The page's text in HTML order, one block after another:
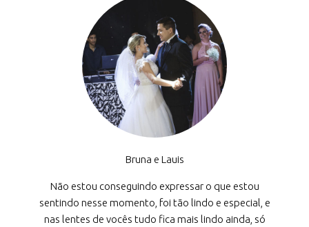
Bruna e Lauis
Não estou conseguindo expressar o que estou
sentindo nesse momento, foi tão lindo e especial, e
nas lentes de vocês tudo fica mais lindo ainda, só